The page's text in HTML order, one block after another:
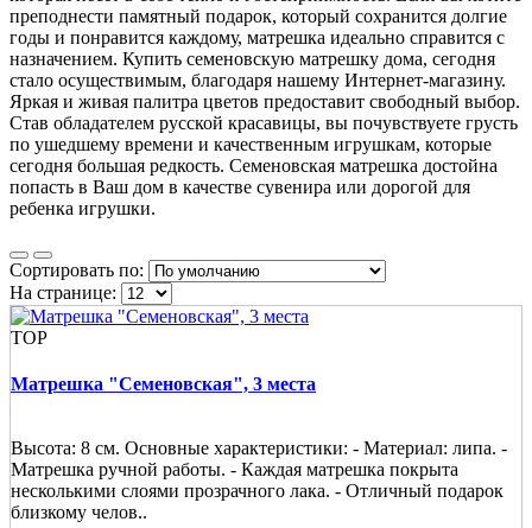
преподнести памятный подарок, который сохранится долгие
годы и понравится каждому, матрешка идеально справится с
назначением. Купить семеновскую матрешку дома, сегодня
стало осуществимым, благодаря нашему Интернет-магазину.
Яркая и живая палитра цветов предоставит свободный выбор.
Став обладателем русской красавицы, вы почувствуете грусть
по ушедшему времени и качественным игрушкам, которые
сегодня большая редкость. Семеновская матрешка достойна
попасть в Ваш дом в качестве сувенира или дорогой для
ребенка игрушки.
Сортировать по:
На странице:
TOP
Матрешка "Семеновская", 3 места
Высота: 8 см. Основные характеристики: - Материал: липа. -
Матрешка ручной работы. - Каждая матрешка покрыта
несколькими слоями прозрачного лака. - Отличный подарок
близкому челов..